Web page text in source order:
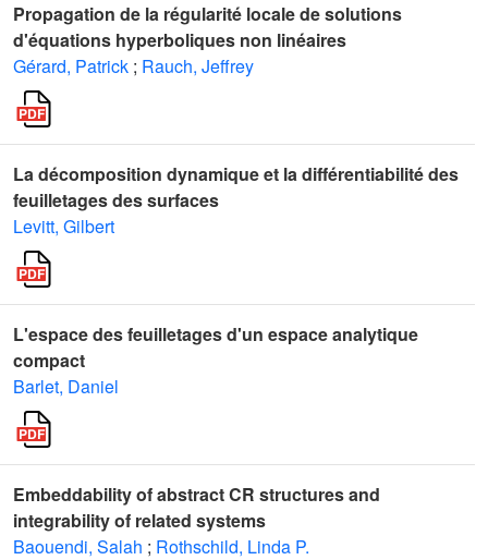
Propagation de la régularité locale de solutions
d'équations hyperboliques non linéaires
Gérard, Patrick ; Rauch, Jeffrey
La décomposition dynamique et la différentiabilité des
feuilletages des surfaces
Levitt, Gilbert
L'espace des feuilletages d'un espace analytique
compact
Barlet, Daniel
Embeddability of abstract CR structures and
integrability of related systems
Baouendi, Salah ; Rothschild, Linda P.